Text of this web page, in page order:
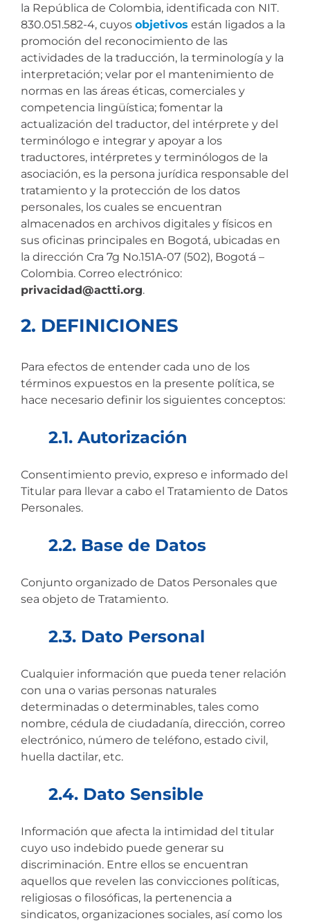
la República de Colombia, identificada con NIT.
830.051.582-4, cuyos objetivos están ligados a la
promoción del reconocimiento de las
actividades de la traducción, la terminología y la
interpretación; velar por el mantenimiento de
normas en las áreas éticas, comerciales y
competencia lingüística; fomentar la
actualización del traductor, del intérprete y del
terminólogo e integrar y apoyar a los
traductores, intérpretes y terminólogos de la
asociación, es la persona jurídica responsable del
tratamiento y la protección de los datos
personales, los cuales se encuentran
almacenados en archivos digitales y físicos en
sus oficinas principales en Bogotá, ubicadas en
la dirección Cra 7g No.151A-07 (502), Bogotá –
Colombia. Correo electrónico:
privacidad@actti.org.
2. DEFINICIONES
Para efectos de entender cada uno de los
términos expuestos en la presente política, se
hace necesario definir los siguientes conceptos:
2.1. Autorización
Consentimiento previo, expreso e informado del
Titular para llevar a cabo el Tratamiento de Datos
Personales.
2.2. Base de Datos
Conjunto organizado de Datos Personales que
sea objeto de Tratamiento.
2.3. Dato Personal
Cualquier información que pueda tener relación
con una o varias personas naturales
determinadas o determinables, tales como
nombre, cédula de ciudadanía, dirección, correo
electrónico, número de teléfono, estado civil,
huella dactilar, etc.
2.4. Dato Sensible
Información que afecta la intimidad del titular
cuyo uso indebido puede generar su
discriminación. Entre ellos se encuentran
aquellos que revelen las convicciones políticas,
religiosas o filosóficas, la pertenencia a
sindicatos, organizaciones sociales, así como los